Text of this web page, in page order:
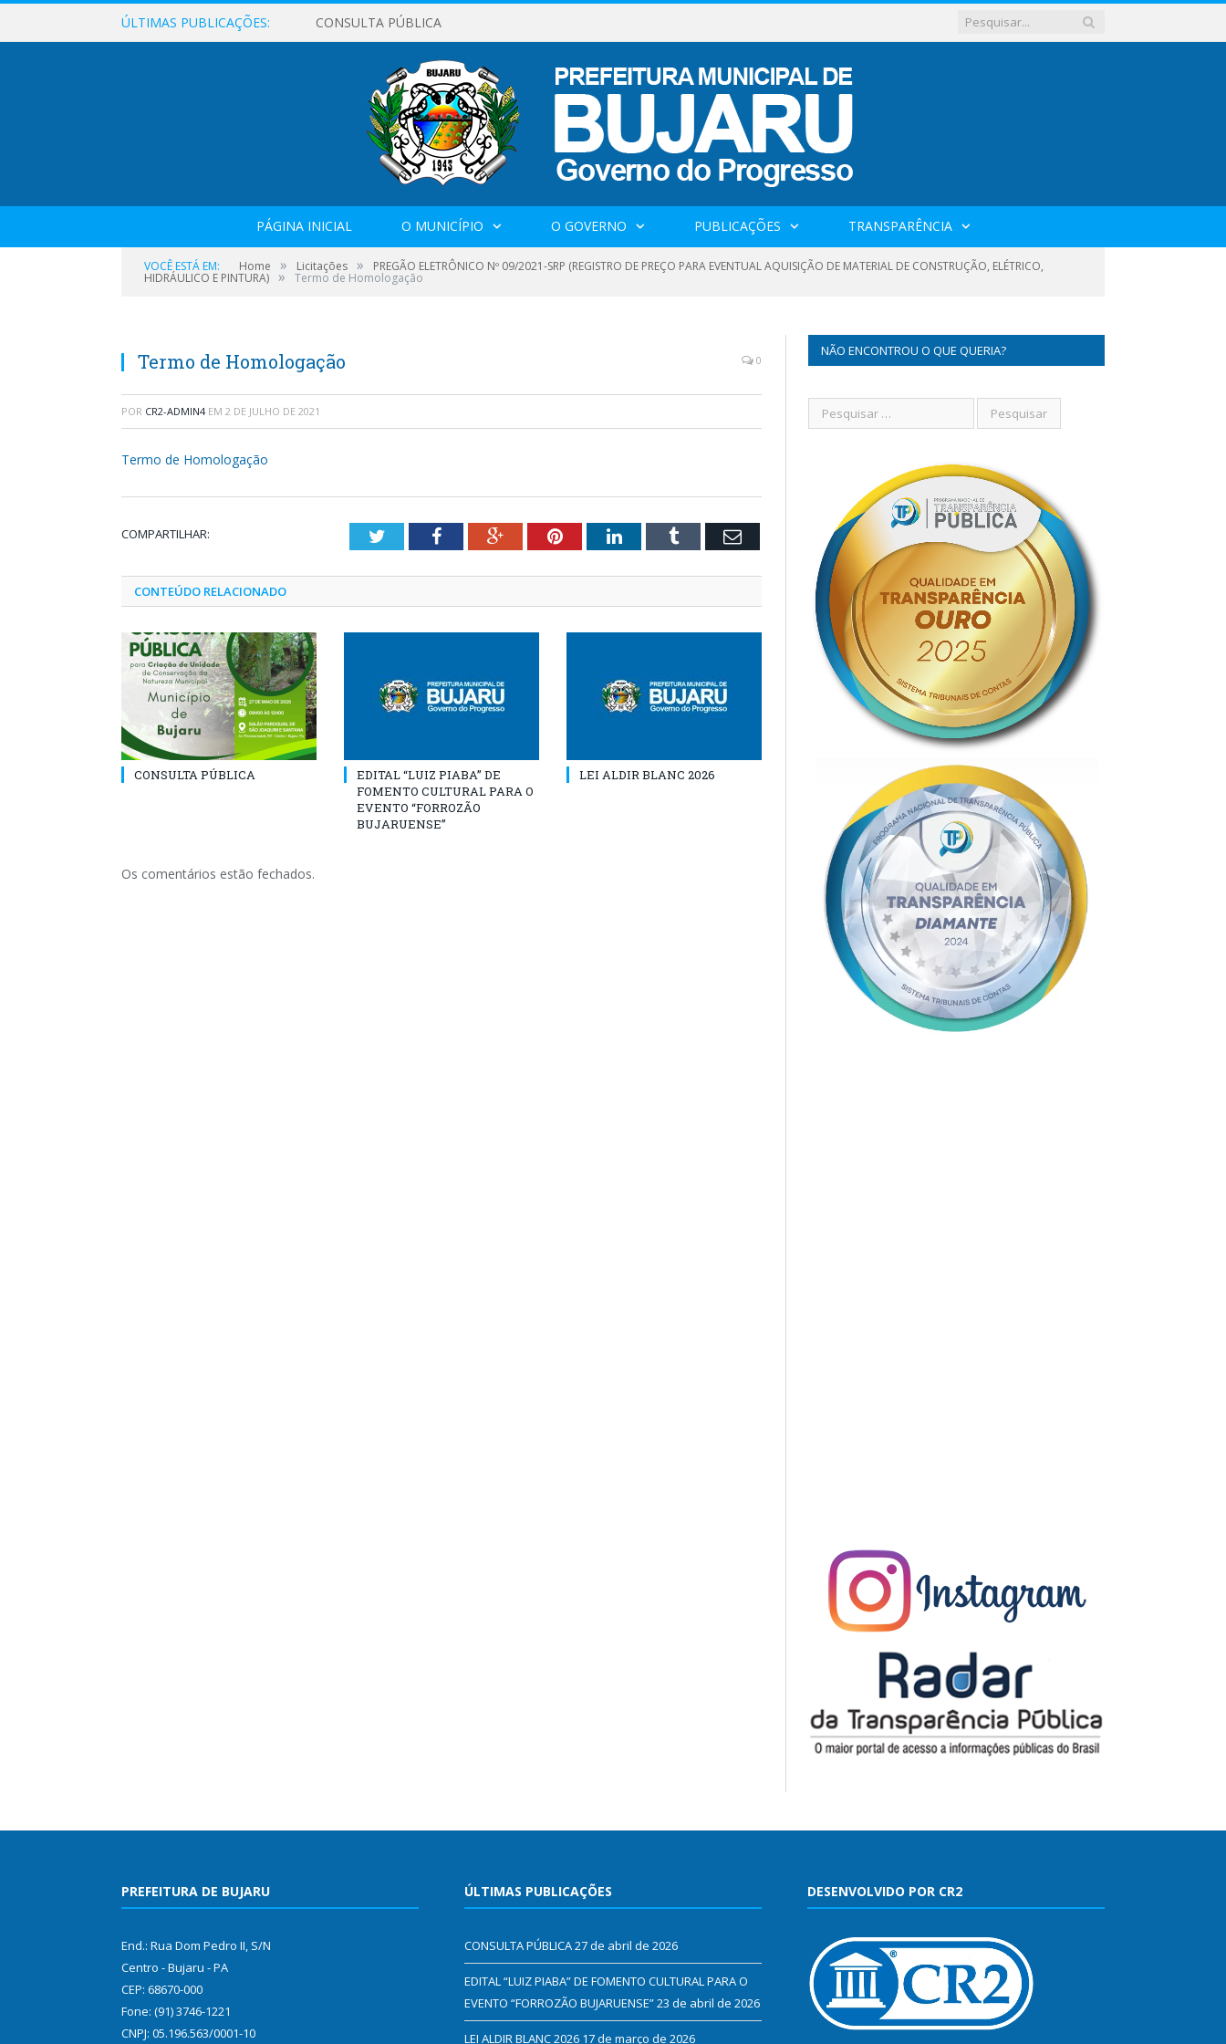
ÚLTIMAS PUBLICAÇÕES: CONSULTA PÚBLICA
PÁGINA INICIAL O MUNICÍPIO O GOVERNO PUBLICAÇÕES TRANSPARÊNCIA
VOCÊ ESTÁ EM: Home » Licitações » PREGÃO ELETRÔNICO Nº 09/2021-SRP (REGISTRO DE PREÇO PARA EVENTUAL AQUISIÇÃO DE MATERIAL DE CONSTRUÇÃO, ELÉTRICO,
HIDRÁULICO E PINTURA) » Termo de Homologação
Termo de Homologação 0
POR CR2-ADMIN4 EM 2 DE JULHO DE 2021
Termo de Homologação
COMPARTILHAR: TwitterFacebookGoogle+PinterestLinkedInTumblr Email
CONTEÚDO RELACIONADO
CONSULTA PÚBLICA
EDITAL “LUIZ PIABA” DE
FOMENTO CULTURAL PARA O
EVENTO “FORROZÃO
BUJARUENSE”
LEI ALDIR BLANC 2026
Os comentários estão fechados.
NÃO ENCONTROU O QUE QUERIA?
PREFEITURA DE BUJARU
End.: Rua Dom Pedro II, S/N
Centro - Bujaru - PA
CEP: 68670-000
Fone: (91) 3746-1221
CNPJ: 05.196.563/0001-10
ÚLTIMAS PUBLICAÇÕES
CONSULTA PÚBLICA27 de abril de 2026
EDITAL “LUIZ PIABA” DE FOMENTO CULTURAL PARA O
EVENTO “FORROZÃO BUJARUENSE”23 de abril de 2026
LEI ALDIR BLANC 2026 17 de março de 2026
DESENVOLVIDO POR CR2